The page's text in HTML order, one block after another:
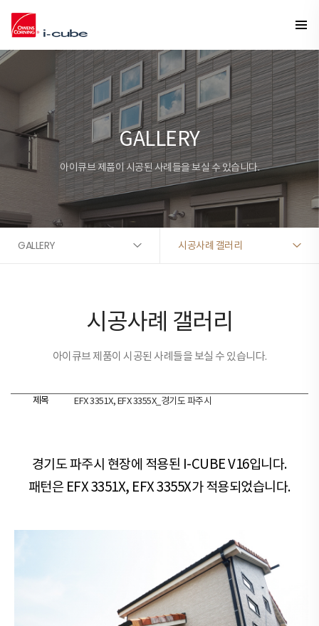
GALLERY
아이큐브 제품이 시공된 사례들을 보실 수 있습니다.
GALLERY 시공사례 갤러리
시공사례 갤러리
아이큐브 제품이 시공된 사례들을 보실 수 있습니다.
제목 EFX 3351X, EFX 3355X_경기도 파주시
경기도 파주시 현장​​에 적용된 I-CUBE V16입니다.
패턴은 EFX 3351X, EFX 3355X가 적용되었습니다.